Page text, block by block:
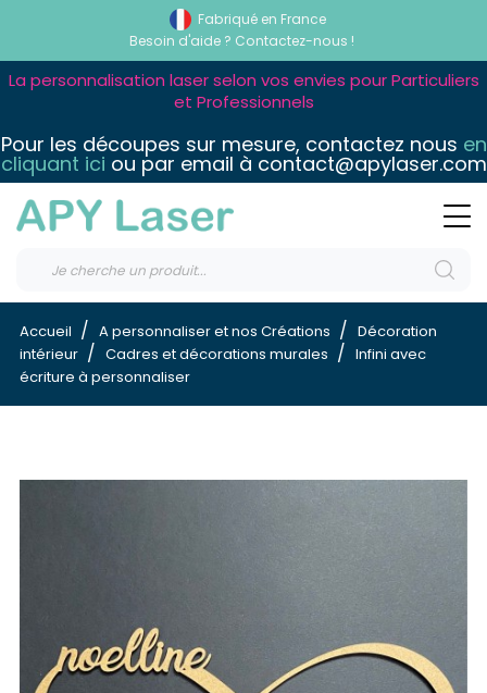
La personnalisation laser selon vos envies pour Particuliers
et Professionnels
Pour les découpes sur mesure, contactez nous en
cliquant ici ou par email à contact@apylaser.com
Fabriqué en France
Besoin d'aide ? Contactez-nous !
Accueil A personnaliser et nos Créations
Décoration
intérieur
Cadres et décorations murales
Infini avec
écriture à personnaliser